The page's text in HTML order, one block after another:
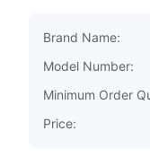
Brand Name:
Model Number:
Minimum Order
Price: